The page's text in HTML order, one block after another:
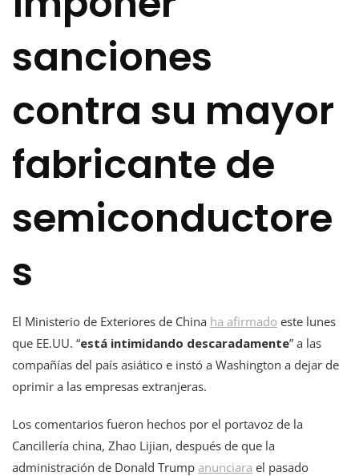
sanciones
contra su mayor
fabricante de
semiconductore
s
El Ministerio de Exteriores de China ha afirmado este lunes
que EE.UU. “está intimidando descaradamente” a las
compañías del país asiático e instó a Washington a dejar de
oprimir a las empresas extranjeras.
Los comentarios fueron hechos por el portavoz de la
Cancillería china, Zhao Lijian, después de que la
administración de Donald Trump anunciara el pasado